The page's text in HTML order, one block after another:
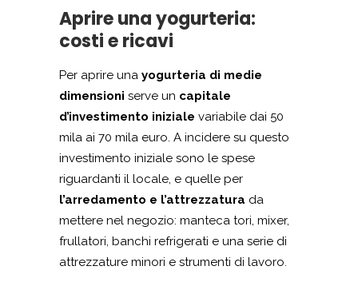
Aprire una yogurteria:
costi e ricavi
Per aprire una yogurteria di medie
dimensioni serve un capitale
d’investimento iniziale variabile dai 50
mila ai 70 mila euro. A incidere su questo
investimento iniziale sono le spese
riguardanti il locale, e quelle per
l’arredamento e l’attrezzatura da
mettere nel negozio: manteca tori, mixer,
frullatori, banchi refrigerati e una serie di
attrezzature minori e strumenti di lavoro.